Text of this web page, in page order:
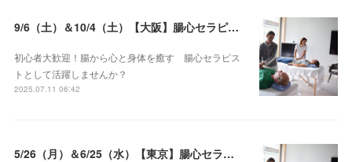
9/6（土）＆10/4（土）【大阪】腸心セラピスト養成コース《２日間コース》開講決定
初心者大歓迎！腸から心と身体を癒す 腸心セラピス
トとして活躍しませんか？
2025.07.11 06:42
5/26（月）＆6/25（水）【東京】腸心セラピスト養成コース《２日間コース》開講決定